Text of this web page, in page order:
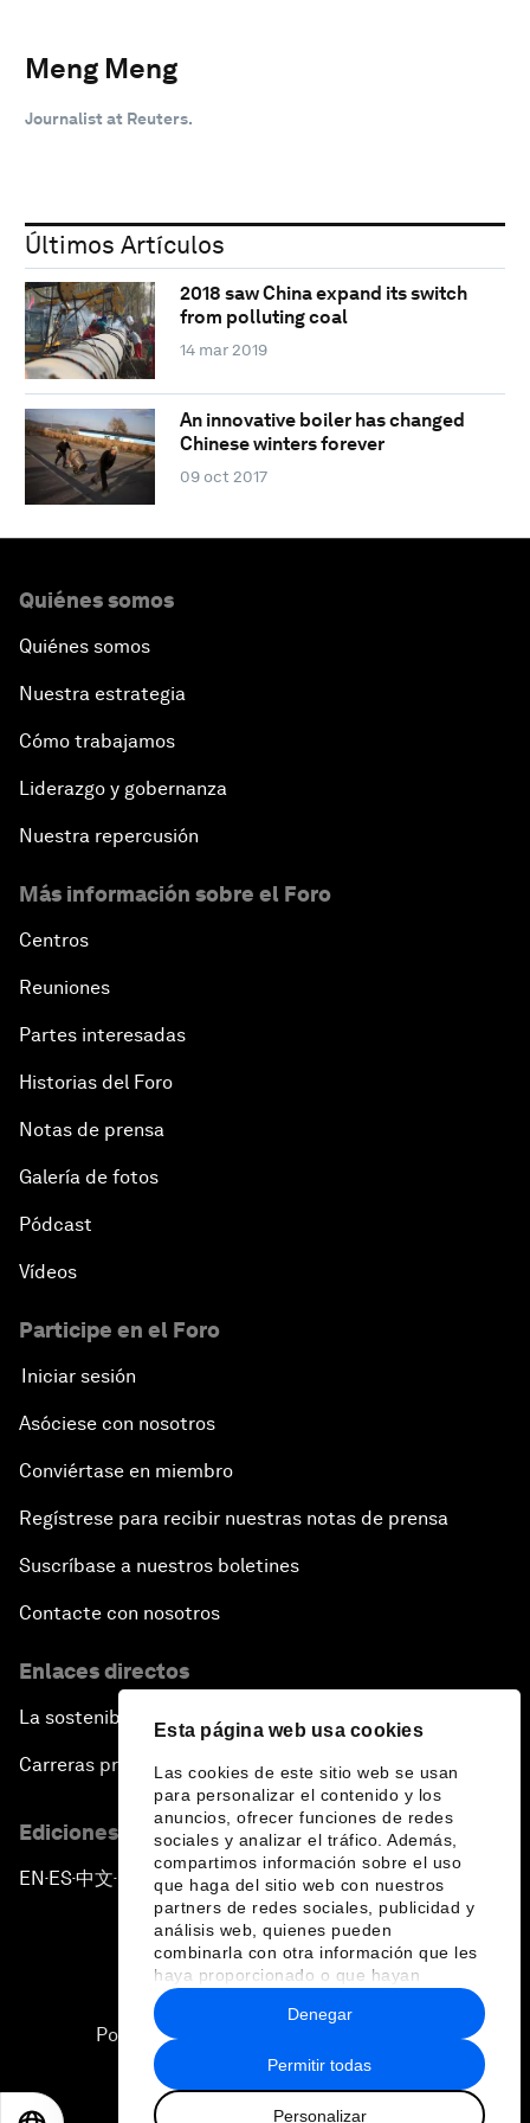
Esta página web usa cookies
Las cookies de este sitio web se usan
para personalizar el contenido y los
anuncios, ofrecer funciones de redes
sociales y analizar el tráfico. Además,
compartimos información sobre el uso
que haga del sitio web con nuestros
partners de redes sociales, publicidad y
análisis web, quienes pueden
combinarla con otra información que les
haya proporcionado o que hayan
recopilado a partir del uso que haya
hecho de sus servicios.
Permitir todas
Personalizar
Denegar
Meng Meng
Journalist at Reuters.
Últimos Artículos
2018 saw China expand its switch
from polluting coal
14 mar 2019
An innovative boiler has changed
Chinese winters forever
09 oct 2017
Quiénes somos
Quiénes somos
Nuestra estrategia
Cómo trabajamos
Liderazgo y gobernanza
Nuestra repercusión
Más información sobre el Foro
Centros
Reuniones
Partes interesadas
Historias del Foro
Notas de prensa
Galería de fotos
Pódcast
Vídeos
Participe en el Foro
Iniciar sesión
Asóciese con nosotros
Conviértase en miembro
Regístrese para recibir nuestras notas de prensa
Suscríbase a nuestros boletines
Contacte con nosotros
Enlaces directos
La sostenibilidad en el Foro
Carreras profesionales
Ediciones en otros idiomas
EN ▪ES▪中文▪ 日本語
Política de privacidad y normas de uso
Sitemap